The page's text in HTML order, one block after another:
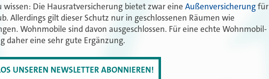
Die Hausratversicherung bietet zwar eine Außenversicherungfür
Allerdings gilt dieser Schutz nur in geschlossenen Räumen wie
Wohnmobile sind davon ausgeschlossen. Für eine echte Wohnmobil-
daher eine sehr gute Ergänzung.
UNSEREN NEWSLETTER ABONNIEREN!